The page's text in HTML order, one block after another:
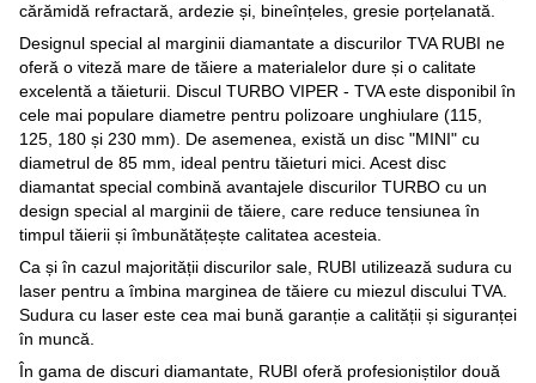
cărămidă refractară, ardezie și, bineînțeles, gresie porțelanată.
Designul special al marginii diamantate a discurilor TVA RUBI ne
oferă o viteză mare de tăiere a materialelor dure și o calitate
excelentă a tăieturii. Discul TURBO VIPER - TVA este disponibil în
cele mai populare diametre pentru polizoare unghiulare (115,
125, 180 și 230 mm). De asemenea, există un disc "MINI" cu
diametrul de 85 mm, ideal pentru tăieturi mici. Acest disc
diamantat special combină avantajele discurilor TURBO cu un
design special al marginii de tăiere, care reduce tensiunea în
timpul tăierii și îmbunătățește calitatea acesteia.
Ca și în cazul majorității discurilor sale, RUBI utilizează sudura cu
laser pentru a îmbina marginea de tăiere cu miezul discului TVA.
Sudura cu laser este cea mai bună garanție a calității și siguranței
în muncă.
În gama de discuri diamantate, RUBI oferă profesioniștilor două